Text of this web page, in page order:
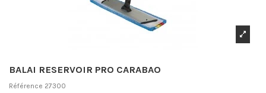
BALAI RESERVOIR PRO CARABAO
Référence 27300